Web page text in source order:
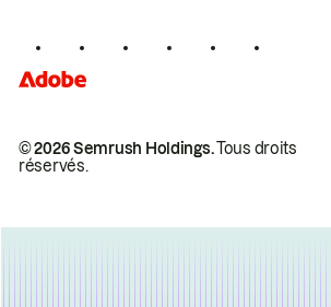
© 2026 Semrush Holdings.Tous droits
réservés.